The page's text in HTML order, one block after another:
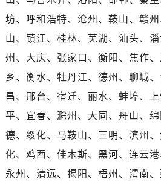
坊、呼和浩特、沧州、鞍山、赣
山、镇江、桂林、芜湖、汕头、
州、大庆、张家口、衡阳、焦作
乡、衡水、牡丹江、德州、聊城
昌、邢台、宿迁、丽水、蚌埠、
平、宜春、滁州、大同、舟山、
德、绥化、马鞍山、三明、滨州
化、鸡西、佳木斯、黑河、连云港
永州、清远、揭阳、梧州、渭南